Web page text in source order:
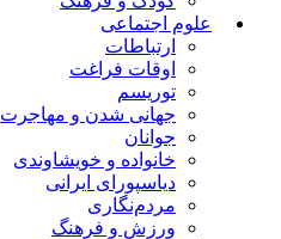
علوم اجتماعی
ارتباطات
اوقات فراغت
توریسم
جهانی شدن و مهاجرت
جوانان
خانواده و خویشاوندی
دیاسپورای ایرانی
مردم‌نگاری
ورزش و فرهنگ